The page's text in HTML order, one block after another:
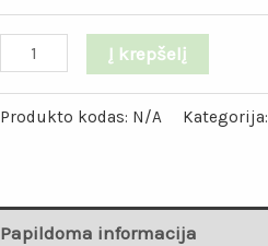
Į krepšelį
Produkto kodas: N/A Kategorija:
Papildoma informacija